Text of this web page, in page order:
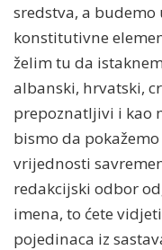
sredstva, a
konstitutivne
želim tu da
albanski, hrvatski,
prepoznatljivi i kao
bismo da
vrijednosti
redakcijski odbor
imena, to ćete
pojedinaca iz